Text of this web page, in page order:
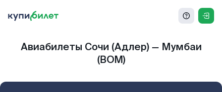
Авиабилеты Сочи (Адлер) — Мумбаи
(BOM)